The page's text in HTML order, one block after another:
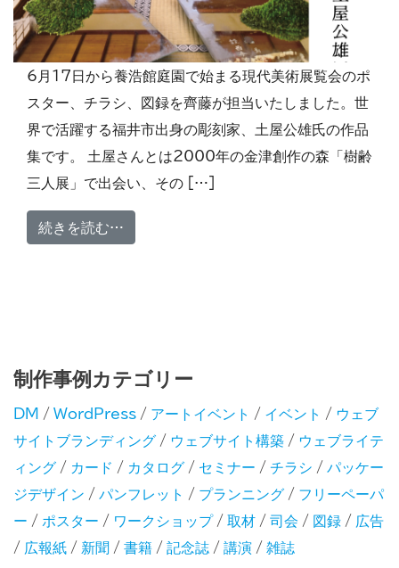
6月17日から養浩館庭園で始まる現代美術展覧会のポ
スター、チラシ、図録を齊藤が担当いたしました。世
界で活躍する福井市出身の彫刻家、土屋公雄氏の作品
集です。 土屋さんとは2000年の金津創作の森「樹齢
三人展」で出会い、その […]
続きを読む…
制作事例カテゴリー
DM / WordPress / アートイベント / イベント / ウェブ
サイトブランディング / ウェブサイト構築 / ウェブライテ
ィング / カード / カタログ / セミナー / チラシ / パッケー
ジデザイン / パンフレット / プランニング / フリーペーパ
ー / ポスター / ワークショップ/ 取材 / 司会 / 図録 / 広告
/ 広報紙 / 新聞 / 書籍 / 記念誌 / 講演 / 雑誌